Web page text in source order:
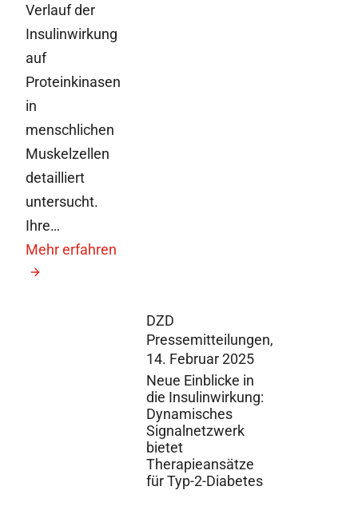
DZD
Pressemitteilungen,
14. Februar 2025
Neue Einblicke in
die Insulinwirkung:
Dynamisches
Signalnetzwerk
bietet
Therapieansätze
für Typ-2-Diabetes
Verlauf der
Insulinwirkung
auf
Proteinkinasen
in
menschlichen
Muskelzellen
detailliert
untersucht.
Ihre…
Mehr erfahren